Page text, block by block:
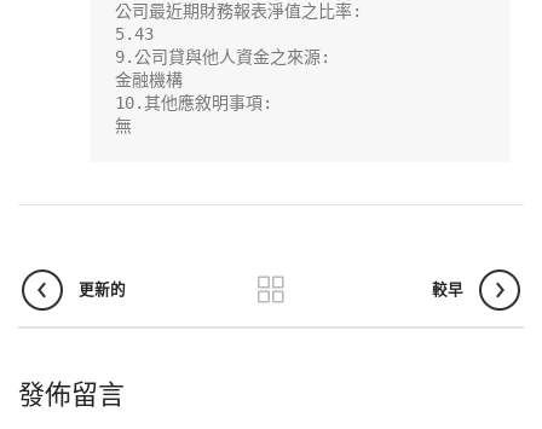
公司最近期財務報表淨值之比率:
5.43
9.公司貸與他人資金之來源:
金融機構
10.其他應敘明事項:
無
更新的 較早
發佈留言